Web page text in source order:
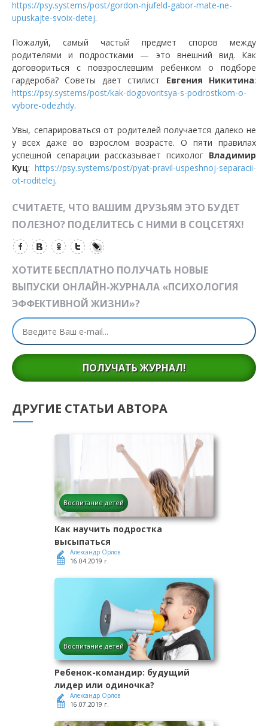
https://psy.systems/post/gordon-njufeld-gabor-mate-ne-
upuskajte-svoix-detej.
Пожалуй, самый частый предмет споров между
родителями и подростками — это внешний вид. Как
договориться с повзрослевшим ребенком о подборе
гардероба? Советы дает стилист Евгения Никитина:
https://psy.systems/post/kak-dogovoritsya-s-podrostkom-o-
vybore-odezhdy.
Увы, сепарироваться от родителей получается далеко не
у всех даже во взрослом возрасте. О пяти правилах
успешной сепарации рассказывает психолог Владимир
Куц: https://psy.systems/post/pyat-pravil-uspeshnoj-separacii-
ot-roditelej.
СЧИТАЕТЕ, ЧТО ВАШИМ ДРУЗЬЯМ ЭТО БУДЕТ
ПОЛЕЗНО? ПОДЕЛИТЕСЬ С НИМИ В СОЦСЕТЯХ!
ХОТИТЕ БЕСПЛАТНО ПОЛУЧАТЬ НОВЫЕ
ВЫПУСКИ ОНЛАЙН-ЖУРНАЛА «ПСИХОЛОГИЯ
ЭФФЕКТИВНОЙ ЖИЗНИ»?
ПОЛУЧАТЬ ЖУРНАЛ!
ДРУГИЕ СТАТЬИ АВТОРА
Воспитание детей
Как научить подростка
высыпаться
Александр Орлов
16.04.2019 г.
Воспитание детей
Ребенок-командир: будущий
лидер или одиночка?
Александр Орлов
16.07.2019 г.